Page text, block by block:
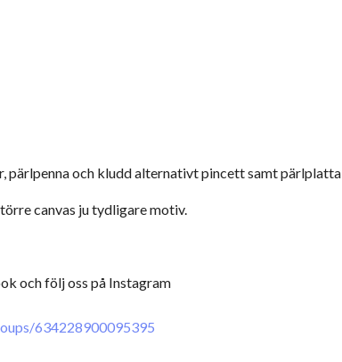
pärlpenna och kludd alternativt pincett samt pärlplatta
canvas ju tydligare motiv.
och följ oss på Instagram
634228900095395